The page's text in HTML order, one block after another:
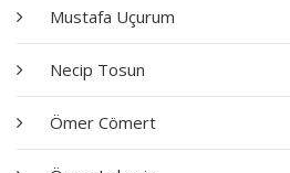
Mustafa Uçurum
Necip Tosun
Ömer Cömert